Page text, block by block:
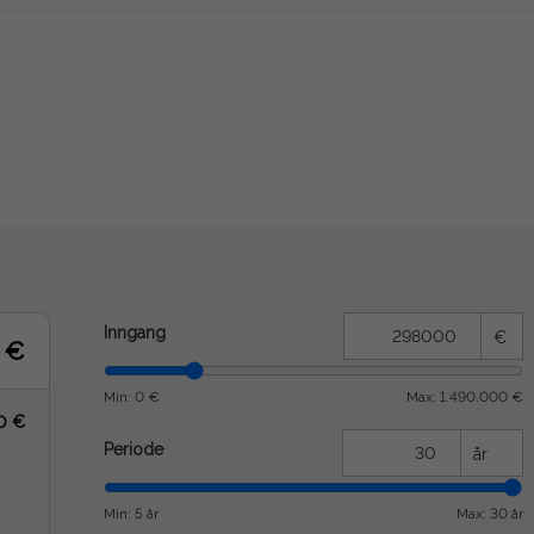
Inngang €
Min: 0 € Max: 1.490.000 €
Periode år
Min: 5 år Max: 30 år
€
€